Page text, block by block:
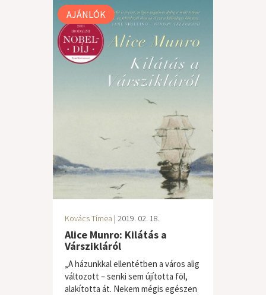
AJÁNLÓK
Kovács Tímea | 2019. 02. 18.
Alice Munro: Kilátás a
Várszikláról
„A házunkkal ellentétben a város alig
változott – senki sem újította föl,
alakította át. Nekem mégis egészen